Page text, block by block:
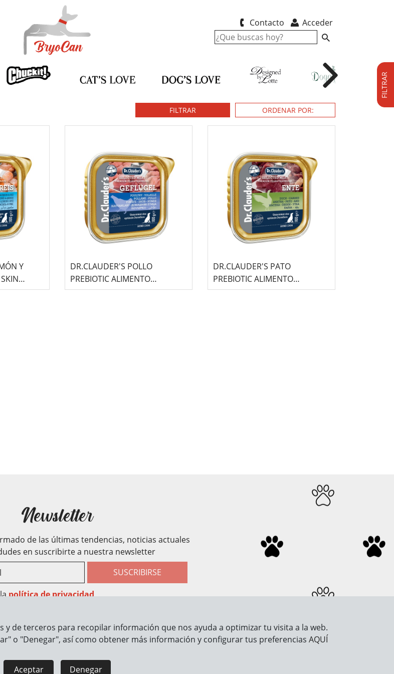
Contacto Acceder
FILTRAR
FILTRAR
Y
DR.CLAUDER'S POLLO
PREBIOTIC ALIMENTO
HÚMEDO
DR.CLAUDER'S PATO
PREBIOTIC ALIMENTO
HÚMEDO - 100GR
Newsletter
de las últimas tendencias, noticias actuales
en suscribirte a nuestra newsletter
SUSCRIBIRSE
política de privacidad
Cómo trabajamos Información legal
de terceros para recopilar información que nos ayuda a optimizar tu visita a la web.
o "Denegar", así como obtener más información y configurar tus preferencias AQUÍ
Aceptar Denegar